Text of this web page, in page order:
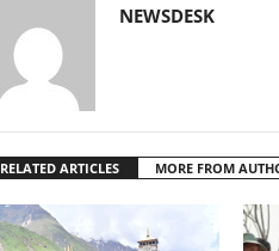
NEWSDESK
RELATED ARTICLES MORE FROM